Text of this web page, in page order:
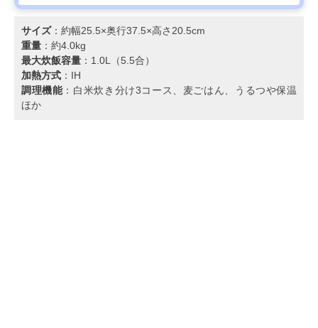
サイズ：約幅25.5×奥行37.5×高さ20.5cm
重量 ：約4.0kg
最大炊飯容量 ：1.0L（5.5合）
加熱方式 ：IH
調理機能：白米炊き分け3コース、麦ごはん、うるつや保温
ほか